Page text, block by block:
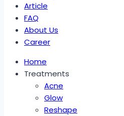
Article
FAQ
About Us
Career
Home
Treatments
Acne
Glow
Reshape